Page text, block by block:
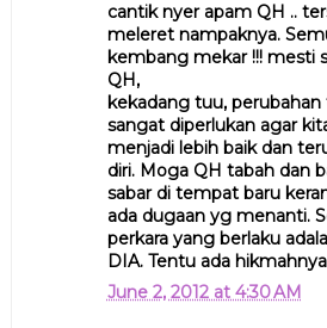
cantik nyer apam QH ..
meleret nampaknya.
kembang mekar !!! mesti
QH,
kekadang tuu,
sangat diperlukan agar
menjadi lebih baik dan
diri. Moga QH tabah dan
sabar di tempat baru
ada dugaan yg menanti.
perkara yang berlaku
DIA. Tentu ada
June 2, 2012 at 4:30 AM